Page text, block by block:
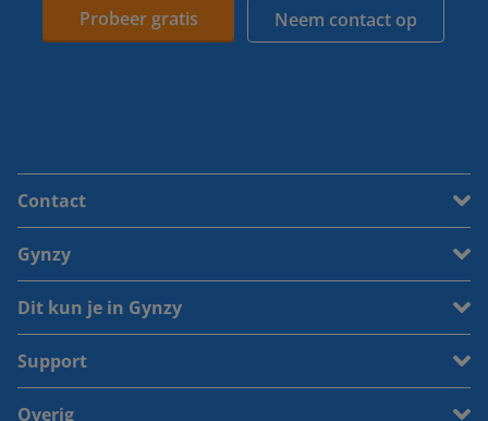
Probeer gratis Neem contact op
Contact
Gynzy
Dit kun je in Gynzy
Support
Overig